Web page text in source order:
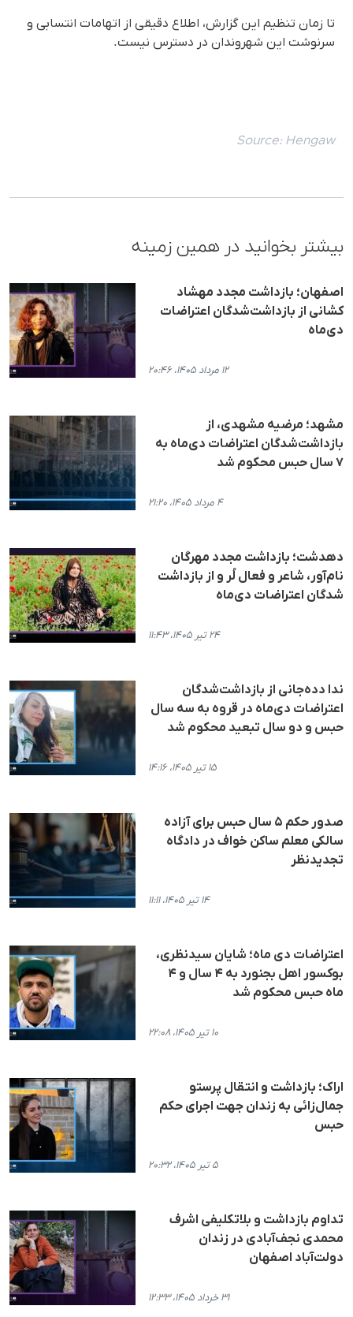
تا زمان تنظیم این گزارش، اطلاع دقیقی از اتهامات انتسابی و
سرنوشت این شهروندان در دسترس نیست.
Source: Hengaw
بیشتر بخوانید در همین زمینه
اصفهان؛ بازداشت مجدد مهشاد
کشانی از بازداشت‌شدگان اعتراضات
دی‌ماه
۱۲ مرداد ۱۴۰۵، ۲۰:۴۶
مشهد؛ مرضیه مشهدی، از
بازداشت‌شدگان اعتراضات دی‌ماه به
۷ سال حبس محکوم شد
۴ مرداد ۱۴۰۵، ۲۱:۲۰
دهدشت؛ بازداشت مجدد مهرگان
نام‌آور، شاعر و فعال لُر و از بازداشت
شدگان اعتراضات دی‌ماه
۲۴ تیر ۱۴۰۵، ۱۱:۴۳
ندا دده‌جانی از بازداشت‌شدگان
اعتراضات دی‌ماه در قروه به سه سال
حبس و دو سال تبعید محکوم شد
۱۵ تیر ۱۴۰۵، ۱۴:۱۶
صدور حکم ۵ سال حبس برای آزاده
سالکی معلم ساکن خواف در دادگاه
تجدیدنظر
۱۴ تیر ۱۴۰۵، ۱۱:۱۱
اعتراضات دی ماه؛ شایان سیدنظری،
بوکسور اهل بجنورد به ۴ سال و ۴
ماه حبس محکوم شد
۱۰ تیر ۱۴۰۵، ۲۲:۰۸
اراک؛ بازداشت و انتقال پرستو
جمال‌زائی به زندان جهت اجرای حکم
حبس
۵ تیر ۱۴۰۵، ۲۰:۳۲
تداوم بازداشت و بلاتکلیفی اشرف
محمدی نجف‌آبادی در زندان
دولت‌آباد اصفهان
۳۱ خرداد ۱۴۰۵، ۱۲:۳۳